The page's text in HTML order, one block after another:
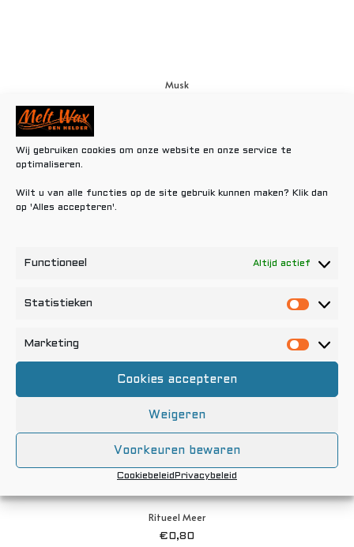
Wij gebruiken cookies om onze website en onze service te
optimaliseren.
Wilt u van alle functies op de site gebruik kunnen maken? Klik dan
op 'Alles accepteren'.
Functioneel Altijd actief
Statistieken
Marketing
Cookies accepteren
Weigeren
Voorkeuren bewaren
CookiebeleidPrivacybeleid
Musk
Ritueel Meer
€0,80